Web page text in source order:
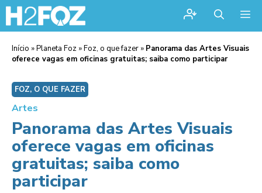
Início »Planeta Foz »Foz, o que fazer » Panorama das Artes Visuais
oferece vagas em oficinas gratuitas; saiba como participar
FOZ, O QUE FAZER
Artes
Panorama das Artes Visuais
oferece vagas em oficinas
gratuitas; saiba como
participar